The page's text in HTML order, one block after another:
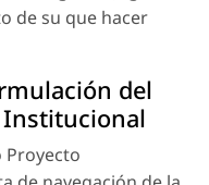
de su que hacer
del
Institucional
Proyecto